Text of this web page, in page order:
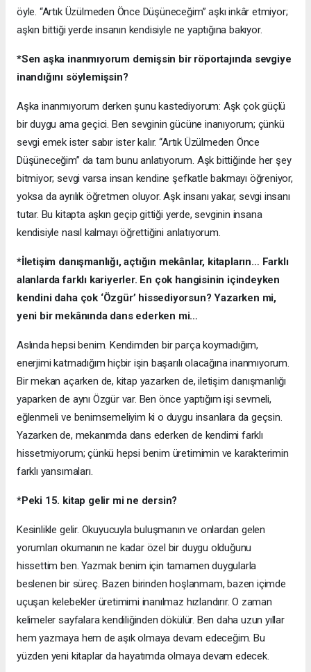
öyle. “Artık Üzülmeden Önce Düşüneceğim” aşkı inkâr etmiyor;
aşkın bittiği yerde insanın kendisiyle ne yaptığına bakıyor.
*Sen aşka inanmıyorum demişsin bir röportajında sevgiye
inandığını söylemişsin?
Aşka inanmıyorum derken şunu kastediyorum: Aşk çok güçlü
bir duygu ama geçici. Ben sevginin gücüne inanıyorum; çünkü
sevgi emek ister sabır ister kalır. “Artık Üzülmeden Önce
Düşüneceğim” da tam bunu anlatıyorum. Aşk bittiğinde her şey
bitmiyor; sevgi varsa insan kendine şefkatle bakmayı öğreniyor,
yoksa da ayrılık öğretmen oluyor. Aşk insanı yakar, sevgi insanı
tutar. Bu kitapta aşkın geçip gittiği yerde, sevginin insana
kendisiyle nasıl kalmayı öğrettiğini anlatıyorum.
*İletişim danışmanlığı, açtığın mekânlar, kitapların… Farklı
alanlarda farklı kariyerler. En çok hangisinin içindeyken
kendini daha çok ‘Özgür’ hissediyorsun? Yazarken mi,
yeni bir mekânında dans ederken mi…
Aslında hepsi benim. Kendimden bir parça koymadığım,
enerjimi katmadığım hiçbir işin başarılı olacağına inanmıyorum.
Bir mekan açarken de, kitap yazarken de, iletişim danışmanlığı
yaparken de aynı Özgür var. Ben önce yaptığım işi sevmeli,
eğlenmeli ve benimsemeliyim ki o duygu insanlara da geçsin.
Yazarken de, mekanımda dans ederken de kendimi farklı
hissetmiyorum; çünkü hepsi benim üretimimin ve karakterimin
farklı yansımaları.
*Peki 15. kitap gelir mi ne dersin?
Kesinlikle gelir. Okuyucuyla buluşmanın ve onlardan gelen
yorumları okumanın ne kadar özel bir duygu olduğunu
hissettim ben. Yazmak benim için tamamen duygularla
beslenen bir süreç. Bazen birinden hoşlanmam, bazen içimde
uçuşan kelebekler üretimimi inanılmaz hızlandırır. O zaman
kelimeler sayfalara kendiliğinden dökülür. Ben daha uzun yıllar
hem yazmaya hem de aşık olmaya devam edeceğim. Bu
yüzden yeni kitaplar da hayatımda olmaya devam edecek.